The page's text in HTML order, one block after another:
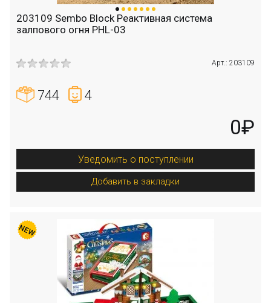
203109 Sembo Block Реактивная система
залпового огня PHL-03
Арт.: 203109
744 4
0₽
Уведомить о поступлении
Добавить в закладки